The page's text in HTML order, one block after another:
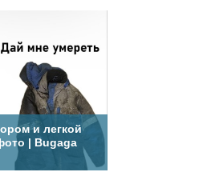
и легкой
| Bugaga